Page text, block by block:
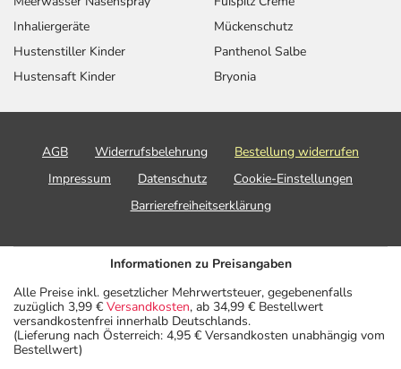
Inhaliergeräte
Hustenstiller Kinder
Hustensaft Kinder
Mückenschutz
Panthenol Salbe
Bryonia
AGB Widerrufsbelehrung
Bestellung widerrufen
Impressum
Datenschutz
Cookie-Einstellungen
Barrierefreiheitserklärung
Informationen zu Preisangaben
Alle Preise inkl. gesetzlicher Mehrwertsteuer, gegebenenfalls
zuzüglich 3,99 € Versandkosten, ab 34,99 € Bestellwert
versandkostenfrei innerhalb Deutschlands.
(Lieferung nach Österreich: 4,95 € Versandkosten unabhängig vom
Bestellwert)